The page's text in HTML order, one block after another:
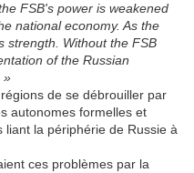
FSB's power is weakened
national economy. As the
strength. Without the FSB
of the Russian
»
de se débrouiller par
autonomes formelles et
liant la périphérie de Russie à
ces problèmes par la